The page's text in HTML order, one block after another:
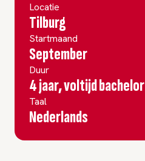
Locatie
Tilburg
Startmaand
September
Duur
4 jaar, voltijd bachelor
Taal
Nederlands